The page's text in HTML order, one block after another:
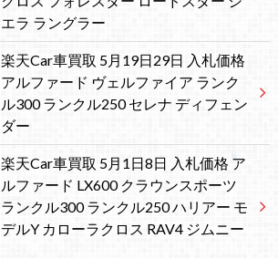
エラ ラングラー
楽天Car車買取 5月19日29日 入札価格
アルファード ヴェルファイア ランク
ル300 ランクル250 セレナ ディフェン
ダー
楽天Car車買取 5月1日8日 入札価格 ア
ルファード LX600 クラウンスポーツ
ランクル300 ランクル250 ハリアー モ
デルY カローラクロス RAV4 ジムニー